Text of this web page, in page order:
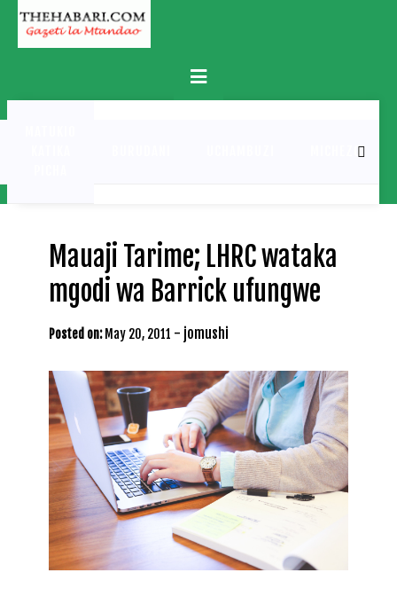
Skip
content
Primary
Menu
MICHEZO
Mauaji Tarime; LHRC wataka
mgodi wa Barrick ufungwe
Posted on: May 20, 2011 - jomushi